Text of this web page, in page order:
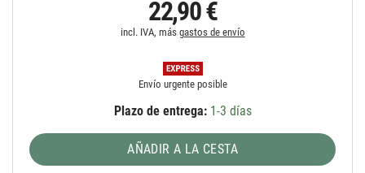
22,90 €
incl. IVA, más gastos de envío
Envío urgente posible
Plazo de entrega:1-3 días
AÑADIR A LA CESTA